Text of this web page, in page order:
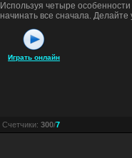
Используя четыре
начинать все сначала.
Играть онлайн
Счетчики: 300/7